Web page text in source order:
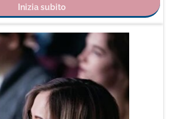
Inizia subito